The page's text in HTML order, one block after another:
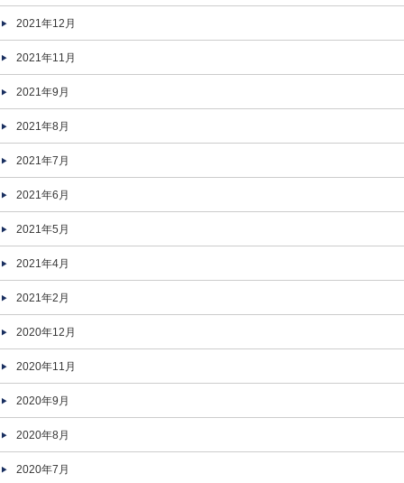
2021年12月
2021年11月
2021年9月
2021年8月
2021年7月
2021年6月
2021年5月
2021年4月
2021年2月
2020年12月
2020年11月
2020年9月
2020年8月
2020年7月